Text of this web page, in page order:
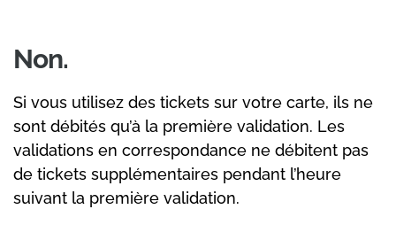
Non.
Si vous utilisez des tickets sur votre carte, ils ne
sont débités qu’à la première validation. Les
validations en correspondance ne débitent pas
de tickets supplémentaires pendant l’heure
suivant la première validation.